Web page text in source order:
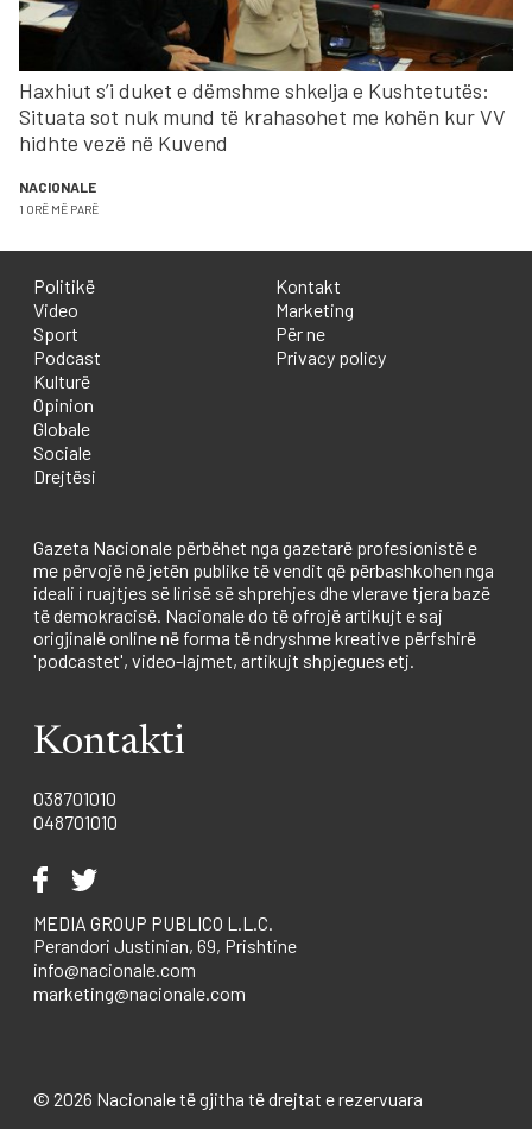
Haxhiut s’i duket e dëmshme shkelja e Kushtetutës:
Situata sot nuk mund të krahasohet me kohën kur VV
hidhte vezë në Kuvend
NACIONALE
1 ORË MË PARË
Politikë
Video
Sport
Podcast
Kulturë
Opinion
Globale
Sociale
Drejtësi
Kontakt
Marketing
Për ne
Privacy policy
Gazeta Nacionale përbëhet nga gazetarë profesionistë e
me përvojë në jetën publike të vendit që përbashkohen nga
ideali i ruajtjes së lirisë së shprehjes dhe vlerave tjera bazë
të demokracisë. Nacionale do të ofrojë artikujt e saj
origjinalë online në forma të ndryshme kreative përfshirë
'podcastet', video-lajmet, artikujt shpjegues etj.
Kontakti
038701010
048701010
MEDIA GROUP PUBLICO L.L.C.
Perandori Justinian, 69, Prishtine
info@nacionale.com
marketing@nacionale.com
© 2026 Nacionale të gjitha të drejtat e rezervuara